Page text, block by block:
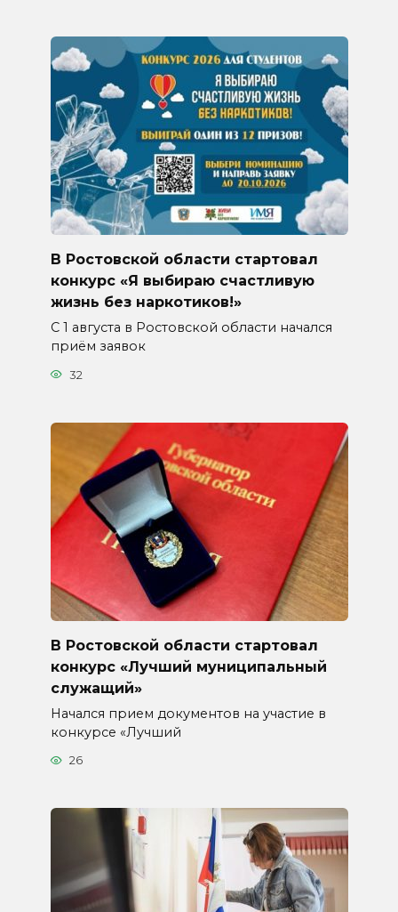
В Ростовской области стартовал
конкурс «Я выбираю счастливую
жизнь без наркотиков!»
С 1 августа в Ростовской области начался
приём заявок
32
В Ростовской области стартовал
конкурс «Лучший муниципальный
служащий»
Начался прием документов на участие в
конкурсе «Лучший
26